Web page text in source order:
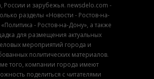
России и зарубежья. newsdelo.com -
разделы «Новости - Ростов-на-
- Ростов-на-Дону», а также
для размещения актуальных
мероприятий города и
политических материалов.
того, компании города имеют
поделиться с читателями